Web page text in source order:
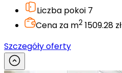
Liczba pokoi 7
Cena za m2 1509.28 zł
Szczegóły oferty